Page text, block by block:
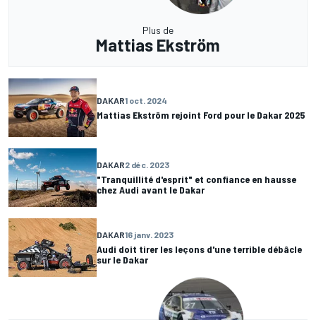
Plus de
Mattias Ekström
DAKAR1 oct. 2024
Mattias Ekström rejoint Ford pour le Dakar 2025
DAKAR2 déc. 2023
"Tranquillité d'esprit" et confiance en hausse
chez Audi avant le Dakar
DAKAR16 janv. 2023
Audi doit tirer les leçons d'une terrible débâcle
sur le Dakar